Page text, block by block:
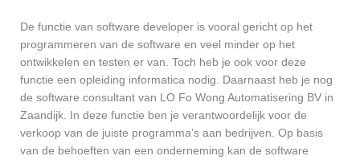
De functie van software developer is vooral gericht op het
programmeren van de software en veel minder op het
ontwikkelen en testen er van. Toch heb je ook voor deze
functie een opleiding informatica nodig. Daarnaast heb je nog
de software consultant van LO Fo Wong Automatisering BV in
Zaandijk. In deze functie ben je verantwoordelijk voor de
verkoop van de juiste programma’s aan bedrijven. Op basis
van de behoeften van een onderneming kan de software